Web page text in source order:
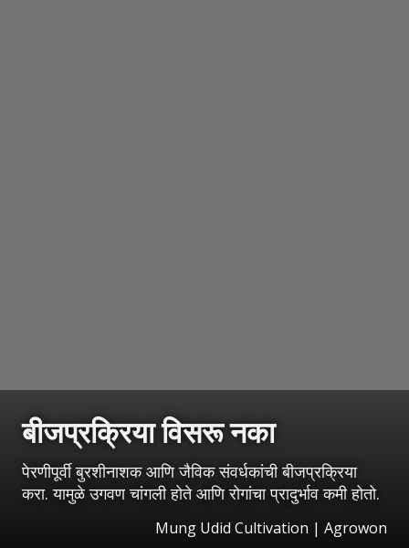
बीजप्रक्रिया विसरू नका
पेरणीपूर्वी बुरशीनाशक आणि जैविक संवर्धकांची बीजप्रक्रिया
करा. यामुळे उगवण चांगली होते आणि रोगांचा प्रादुर्भाव कमी होतो.
Mung Udid Cultivation | Agrowon